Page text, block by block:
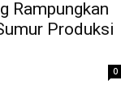
Rampungkan
Produksi
0